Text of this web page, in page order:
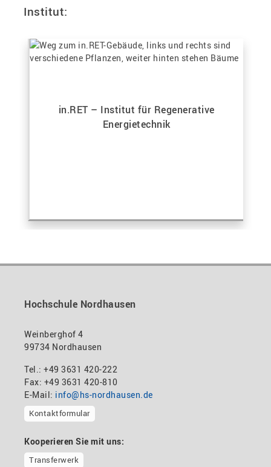
Institut:
in.RET – Institut für Regenerative
Energietechnik
Hochschule Nordhausen
Weinberghof 4
99734 Nordhausen
Tel.: +49 3631 420-222
Fax: +49 3631 420-810
E-Mail: info@hs-nordhausen.de
Kontaktformular
Kooperieren Sie mit uns:
Transferwerk